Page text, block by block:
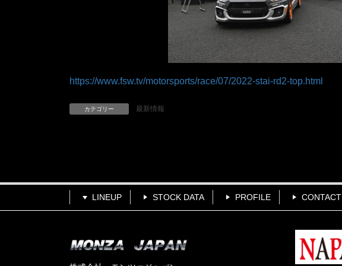
https://www.fsw.tv/motorsports/race/07/2022-stai-rd2-top.html
カテゴリー 最新情報
LINEUP STOCK DATA PROFILE CONTACT